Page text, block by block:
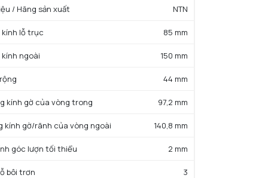
/ Hãng sản xuất NTN
lỗ trục 85 mm
kính ngoài 150 mm
44 mm
kính gờ của vòng trong 97,2 mm
kính gờ/rãnh của vòng ngoài 140,8 mm
góc lượn tối thiểu 2 mm
bôi trơn 3